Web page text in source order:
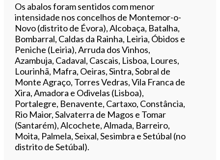
Os abalos foram sentidos com menor
intensidade nos concelhos de Montemor-o-
Novo (distrito de Évora), Alcobaça, Batalha,
Bombarral, Caldas da Rainha, Leiria, Óbidos e
Peniche (Leiria), Arruda dos Vinhos,
Azambuja, Cadaval, Cascais, Lisboa, Loures,
Lourinhã, Mafra, Oeiras, Sintra, Sobral de
Monte Agraço, Torres Vedras, Vila Franca de
Xira, Amadora e Odivelas (Lisboa),
Portalegre, Benavente, Cartaxo, Constância,
Rio Maior, Salvaterra de Magos e Tomar
(Santarém), Alcochete, Almada, Barreiro,
Moita, Palmela, Seixal, Sesimbra e Setúbal (no
distrito de Setúbal).